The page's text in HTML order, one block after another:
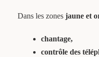
Dans les zones jaune et
chantage,
contrôle des